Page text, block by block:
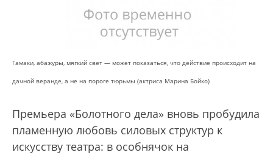
Гамаки, абажуры, мягкий свет — может показаться, что действие происходит на
дачной веранде, а не на пороге тюрьмы (актриса Марина Бойко)
Премьера «Болотного дела» вновь пробудила
пламенную любовь силовых структур к
искусству театра: в особнячок на